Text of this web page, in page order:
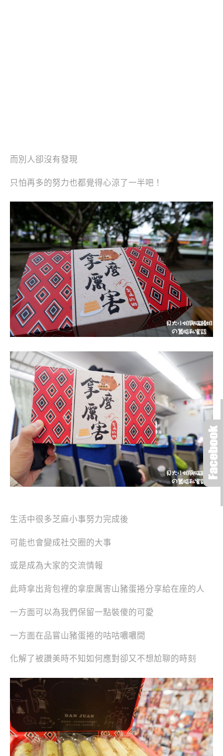
而別人卻沒有發現
只怕再多的努力也都覺得心涼了一半吧！
生活中很多芝麻小事努力完成後
可能也會變成社交圈的大事
或是成為大家的交流情報
此時拿出背包裡的拿麼厲害山豬蛋捲分享給在座的人
一方面可以為我們保留一點裝傻的可愛
一方面在品嘗山豬蛋捲的咕咕噥噥間
化解了被讚美時不知如何應對卻又不想尬聊的時刻